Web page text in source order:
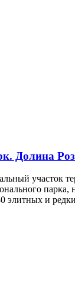
Долина Роз
участок
парка,
элитных и